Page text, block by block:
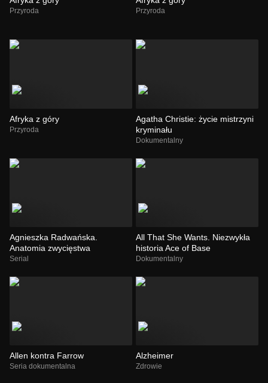
Przyroda Przyroda
Afryka z góry
Przyroda
Agatha Christie: życie mistrzyni
kryminału
Dokumentalny
Agnieszka Radwańska.
Anatomia zwycięstwa
Serial
All That She Wants. Niezwykła
historia Ace of Base
Dokumentalny
Allen kontra Farrow
Seria dokumentalna
Alzheimer
Zdrowie